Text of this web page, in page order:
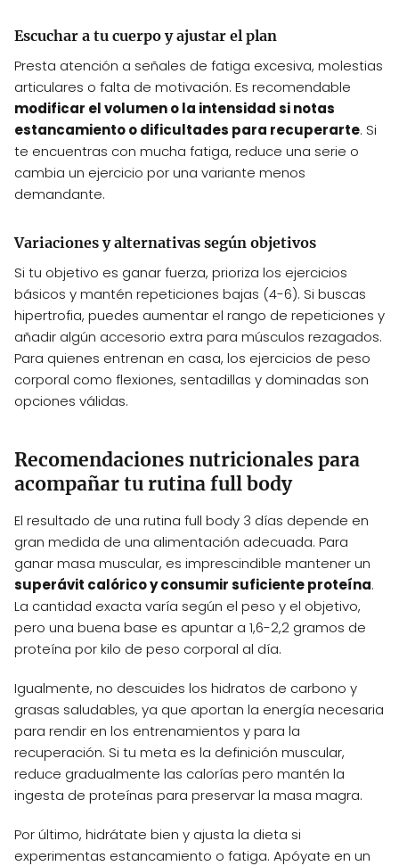
Escuchar a tu cuerpo y ajustar el plan
Presta atención a señales de fatiga excesiva, molestias
articulares o falta de motivación. Es recomendable
modificar el volumen o la intensidad si notas
estancamiento o dificultades para recuperarte. Si
te encuentras con mucha fatiga, reduce una serie o
cambia un ejercicio por una variante menos
demandante.
Variaciones y alternativas según objetivos
Si tu objetivo es ganar fuerza, prioriza los ejercicios
básicos y mantén repeticiones bajas (4-6). Si buscas
hipertrofia, puedes aumentar el rango de repeticiones y
añadir algún accesorio extra para músculos rezagados.
Para quienes entrenan en casa, los ejercicios de peso
corporal como flexiones, sentadillas y dominadas son
opciones válidas.
Recomendaciones nutricionales para
acompañar tu rutina full body
El resultado de una rutina full body 3 días depende en
gran medida de una alimentación adecuada. Para
ganar masa muscular, es imprescindible mantener un
superávit calórico y consumir suficiente proteína.
La cantidad exacta varía según el peso y el objetivo,
pero una buena base es apuntar a 1,6-2,2 gramos de
proteína por kilo de peso corporal al día.
Igualmente, no descuides los hidratos de carbono y
grasas saludables, ya que aportan la energía necesaria
para rendir en los entrenamientos y para la
recuperación. Si tu meta es la definición muscular,
reduce gradualmente las calorías pero mantén la
ingesta de proteínas para preservar la masa magra.
Por último, hidrátate bien y ajusta la dieta si
experimentas estancamiento o fatiga. Apóyate en un